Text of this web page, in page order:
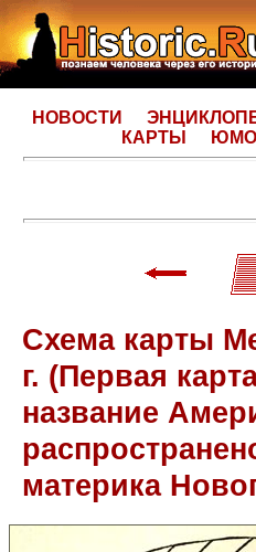
НОВОСТИ
КАРТЫ
Схема карты
г. (Первая
название
материка